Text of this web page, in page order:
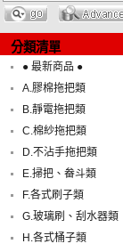
分類清單
● 最新商品 ●
A.膠棉拖把類
B.靜電拖把類
C.棉紗拖把類
D.不沾手拖把類
E.掃把、畚斗類
F.各式刷子類
G.玻璃刷、刮水器類
H.各式桶子類